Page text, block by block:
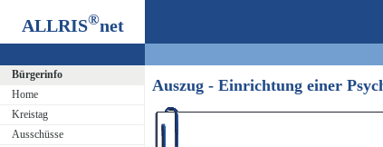
ALLRIS®net
Bürgerinfo
Home
Kreistag
Ausschüsse
Auszug - Einrichtung einer